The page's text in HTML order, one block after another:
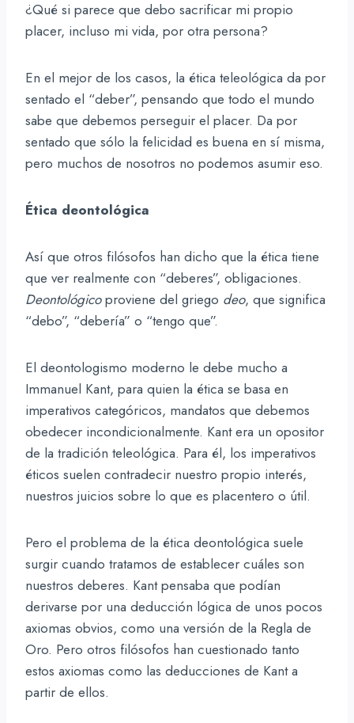
¿Qué si parece que debo sacrificar mi propio
placer, incluso mi vida, por otra persona?
En el mejor de los casos, la ética teleológica da por
sentado el “deber”, pensando que todo el mundo
sabe que debemos perseguir el placer. Da por
sentado que sólo la felicidad es buena en sí misma,
pero muchos de nosotros no podemos asumir eso.
Ética deontológica
Así que otros filósofos han dicho que la ética tiene
que ver realmente con “deberes”, obligaciones.
Deontológicoproviene del griego deo, que significa
“debo”, “debería” o “tengo que”.
El deontologismo moderno le debe mucho a
Immanuel Kant, para quien la ética se basa en
imperativos categóricos, mandatos que debemos
obedecer incondicionalmente. Kant era un opositor
de la tradición teleológica. Para él, los imperativos
éticos suelen contradecir nuestro propio interés,
nuestros juicios sobre lo que es placentero o útil.
Pero el problema de la ética deontológica suele
surgir cuando tratamos de establecer cuáles son
nuestros deberes. Kant pensaba que podían
derivarse por una deducción lógica de unos pocos
axiomas obvios, como una versión de la Regla de
Oro. Pero otros filósofos han cuestionado tanto
estos axiomas como las deducciones de Kant a
partir de ellos.